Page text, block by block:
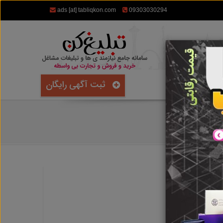
ads [at] tabliqkon.com 09303030294
ثبت آگهی رایگان